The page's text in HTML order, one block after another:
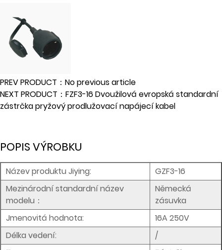
PREV PRODUCT：No previous article
NEXT PRODUCT：FZF3-16 Dvoužilová evropská standardní
zástrčka pryžový prodlužovací napájecí kabel
POPIS VÝROBKU
Název produktu Jiying:
GZF3-16
Mezinárodní standardní název
modelu：
Německá
zásuvka
Jmenovitá hodnota:
16A 250V
Délka vedení:
/